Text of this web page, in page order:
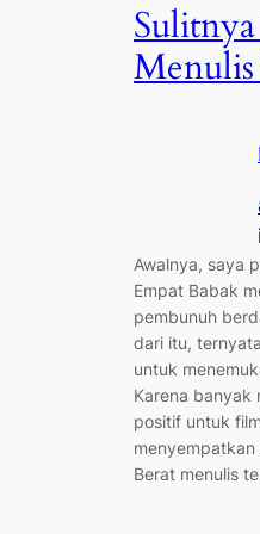
Awalnya, saya
Empat Babak
pembunuh
dari itu,
untuk
Karena banyak
positif untuk
Berat menulis